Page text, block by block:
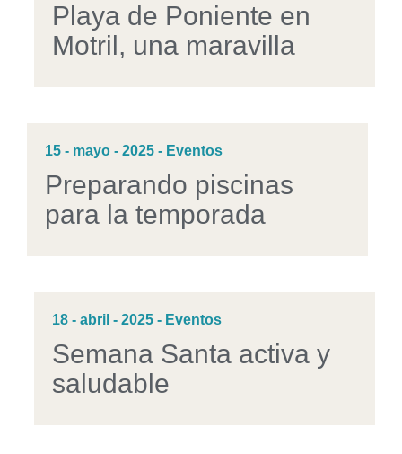
Playa de Poniente en
Motril, una maravilla
15 - mayo - 2025 - Eventos
Preparando piscinas
para la temporada
18 - abril - 2025 - Eventos
Semana Santa activa y
saludable